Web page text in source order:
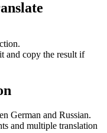
and copy the result if
German and Russian.
and multiple translation